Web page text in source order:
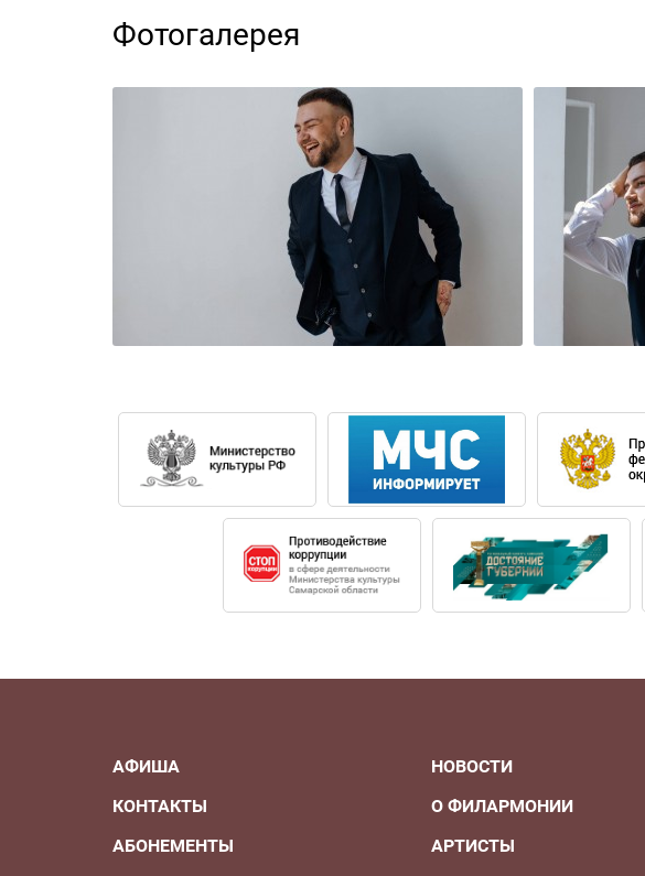
Иван участвовал в мастер-классах Розы Тулягановой,
В 2022-м принимал участие в Летней международной
«академическое пение» (класс Рузанны Лисициан).
Выступал в таких залах, как Новая сцена и концертный
Эрмитажа, Большой концертный зал И.З. Маклецкого,
Участвовал в постановках:
• Б. Бриттено «Сон в летнюю ночь» - партия Оберона,
• А. Рубинштейн «Демон» - партия Ангела, Мариинский
• Дж. Пуччини «Тоска» - партия Пастушка, Мариинский
Информация о репертуаре:
• Б. Бриттено «Сон в летнюю ночь» - партия Оберона.
• А. Рубинштейн «Демон» - партия Ангела.
• Дж. Пуччини «Тоска» - партия Пастушка.
• Н.А. Римский-Корсаков «Снегурочка» - партия Леля,
• Дж. Б. Перголези «Stabat Mater» - партия альта.
исполнив партию Оберона в опере Бриттена «Сон в
Фотогалерея
АФИША
КОНТАКТЫ
АБОНЕМЕНТЫ
НОВОСТИ
О ФИЛАРМОНИИ
АРТИСТЫ